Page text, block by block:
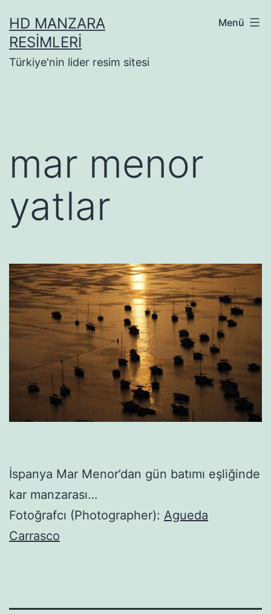
geçHD MANZARA
RESIMLERI
Türkiye'nin lider resim sitesi
Menü
mar menor
yatlar
İspanya Mar Menor’dan gün batımı eşliğinde
kar manzarası…
Fotoğrafcı (Photographer): Agueda
Carrasco